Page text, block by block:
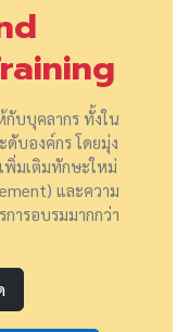
บบุคลากร ทั้งใน
บองค์กร โดยมุ่ง
พิ่มเติมทักษะใหม่
และความ
ารอบรมมากกว่า